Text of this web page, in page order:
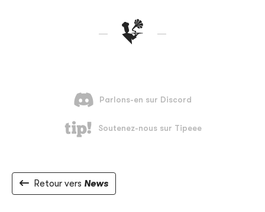
Retour vers News